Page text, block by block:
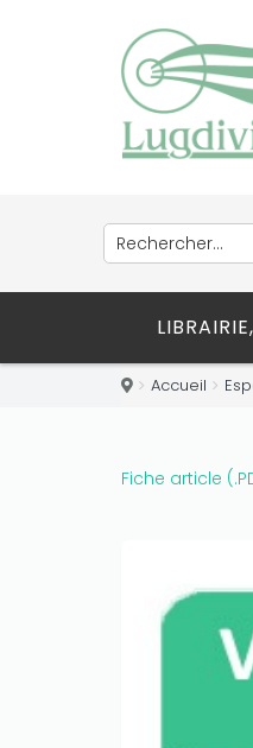
Accueil
Fiche article
Only play at
want to win a
credits!